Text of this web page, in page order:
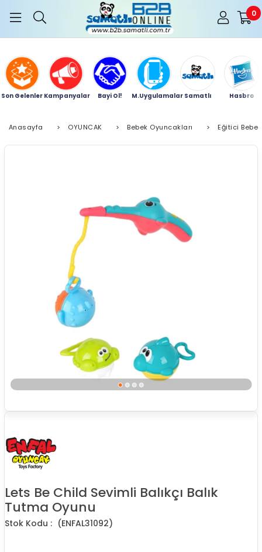
0
Son Gelenler Kampanyalar Bayi Ol! M.Uygulamalar Samatlı Hasbro
Anasayfa > OYUNCAK > Bebek Oyuncakları > Eğitici
Lets Be Child Sevimli Balıkçı Balık
Tutma Oyunu
(ENFAL31092)